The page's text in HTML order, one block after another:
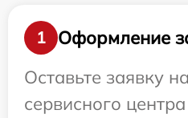
1
Оформление
Оставьте заявку
сервисного